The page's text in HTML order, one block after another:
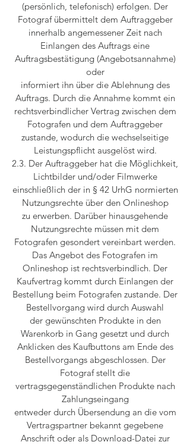
(persönlich, telefonisch) erfolgen. Der
Fotograf übermittelt dem Auftraggeber
innerhalb angemessener Zeit nach
Einlangen des Auftrags eine
Auftragsbestätigung (Angebotsannahme)
oder
informiert ihn über die Ablehnung des
Auftrags. Durch die Annahme kommt ein
rechtsverbindlicher Vertrag zwischen dem
Fotografen und dem Auftraggeber
zustande, wodurch die wechselseitige
Leistungspflicht ausgelöst wird.
2.3. Der Auftraggeber hat die Möglichkeit,
Lichtbilder und/oder Filmwerke
einschließlich der in § 42 UrhG normierten
Nutzungsrechte über den Onlineshop
zu erwerben. Darüber hinausgehende
Nutzungsrechte müssen mit dem
Fotografen gesondert vereinbart werden.
Das Angebot des Fotografen im
Onlineshop ist rechtsverbindlich. Der
Kaufvertrag kommt durch Einlangen der
Bestellung beim Fotografen zustande. Der
Bestellvorgang wird durch Auswahl
der gewünschten Produkte in den
Warenkorb in Gang gesetzt und durch
Anklicken des Kaufbuttons am Ende des
Bestellvorgangs abgeschlossen. Der
Fotograf stellt die
vertragsgegenständlichen Produkte nach
Zahlungseingang
entweder durch Übersendung an die vom
Vertragspartner bekannt gegebene
Anschrift oder als Download-Datei zur